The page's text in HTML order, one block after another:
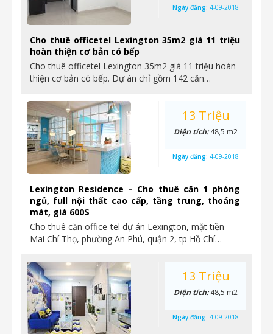
Cho thuê officetel Lexington 35m2 giá 11 triệu
hoàn thiện cơ bản có bếp
Cho thuê officetel Lexington 35m2 giá 11 triệu hoàn
thiện cơ bản có bếp. Dự án chỉ gồm 142 căn…
Ngày đăng: 4-09-2018
Lexington Residence – Cho thuê căn 1 phòng
ngủ, full nội thất cao cấp, tầng trung, thoáng
mát, giá 600$
Cho thuê căn office-tel dự án Lexington, mặt tiền
Mai Chí Thọ, phường An Phú, quận 2, tp Hồ Chí…
13 Triệu
Diện tích:48,5 m2
Ngày đăng: 4-09-2018
13 Triệu
Diện tích:48,5 m2
Ngày đăng: 4-09-2018